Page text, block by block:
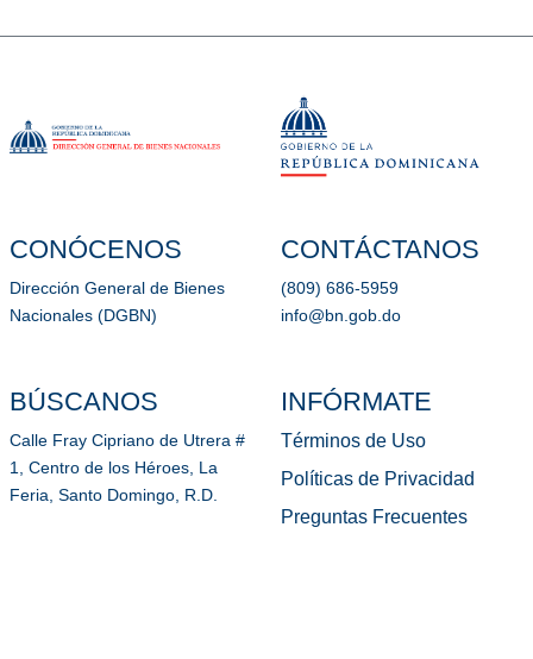
CONÓCENOS
Dirección General de Bienes
Nacionales (DGBN)
BÚSCANOS
Calle Fray Cipriano de Utrera #
1, Centro de los Héroes, La
Feria, Santo Domingo, R.D.
CONTÁCTANOS
(809) 686-5959
info@bn.gob.do
INFÓRMATE
Términos de Uso
Políticas de Privacidad
Preguntas Frecuentes